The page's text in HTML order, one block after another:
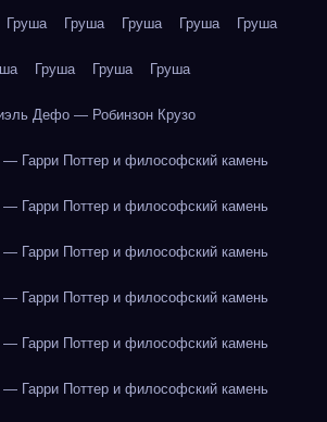
Груша Груша Груша Груша Груша
Груша Груша Груша
Дефо — Робинзон Крузо
Гарри Поттер и философский камень
Гарри Поттер и философский камень
Гарри Поттер и философский камень
Гарри Поттер и философский камень
Гарри Поттер и философский камень
Гарри Поттер и философский камень